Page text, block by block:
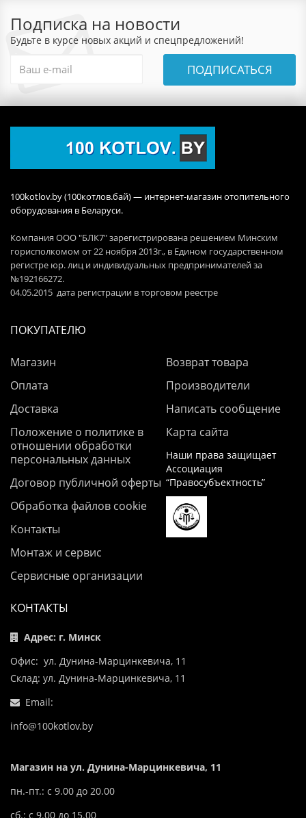
Подписка на новости
Будьте в курсе новых акций и спецпредложений!
ПОДПИСАТЬСЯ
100kotlov.by (100котлов.бай) — интернет-магазин отопительного
оборудования в Беларуси.
Компания ООО "БЛК7" зарегистрирована решением Минским
горисполкомом от 22 ноября 2013г., в Едином государственном
регистре юр. лиц и индивидуальных предпринимателей за
№192166272.
04.05.2015 дата регистрации в торговом реестре
ПОКУПАТЕЛЮ
Магазин
Оплата
Доставка
Положение о политике в
отношении обработки
персональных данных
Договор публичной оферты
Обработка файлов cookie
Контакты
Монтаж и сервис
Сервисные организации
Возврат товара
Производители
Написать сообщение
Карта сайта
Наши права защищает
Ассоциация
“Правосубъектность”
КОНТАКТЫ
Адрес: г. Минск
Офис: ул. Дунина-Марцинкевича, 11
Склад: ул. Дунина-Марцинкевича, 11
Email:
info@100kotlov.by
Магазин на ул. Дунина-Марцинкевича, 11
пн.-пт.: с 9.00 до 20.00
сб.: с 9.00 до 15.00